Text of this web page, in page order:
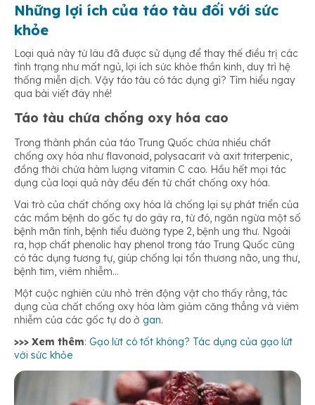
Những lợi ích của táo tàu đối với sức
khỏe
Loại quả này từ lâu đã được sử dụng để thay thế điều trị các
tình trạng như mất ngủ, lợi ích sức khỏe thần kinh, duy trì hệ
thống miễn dịch. Vậy táo tàu có tác dụng gì? Tìm hiểu ngay
qua bài viết đây nhé!
Táo tàu chứa chống oxy hóa cao
Trong thành phần của táo Trung Quốc chứa nhiều chất
chống oxy hóa như flavonoid, polysacarit và axit triterpenic,
đồng thời chứa hàm lượng vitamin C cao. Hầu hết mọi tác
dụng của loại quả này đều đến từ chất chống oxy hóa.
Vai trò của chất chống oxy hóa là chống lại sự phát triển của
các mầm bệnh do gốc tự do gây ra, từ đó, ngăn ngừa một số
bệnh mãn tính, bệnh tiểu đường type 2, bệnh ung thư. Ngoài
ra, hợp chất phenolic hay phenol trong táo Trung Quốc cũng
có tác dụng tương tự, giúp chống lại tổn thương não, ung thư,
bệnh tim, viêm nhiễm…
Một cuộc nghiên cứu nhỏ trên động vật cho thấy rằng, tác
dụng của chất chống oxy hóa làm giảm căng thẳng và viêm
nhiễm của các gốc tự do ở gan.
>>> Xem thêm: Gạo lứt có tốt không? Tác dụng của gạo lứt
với sức khỏe